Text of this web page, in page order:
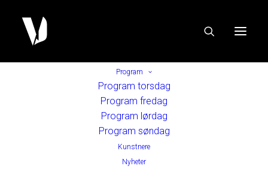
Program
Program torsdag
Program fredag
Program lørdag
Program søndag
Kunstnere
Nyheter